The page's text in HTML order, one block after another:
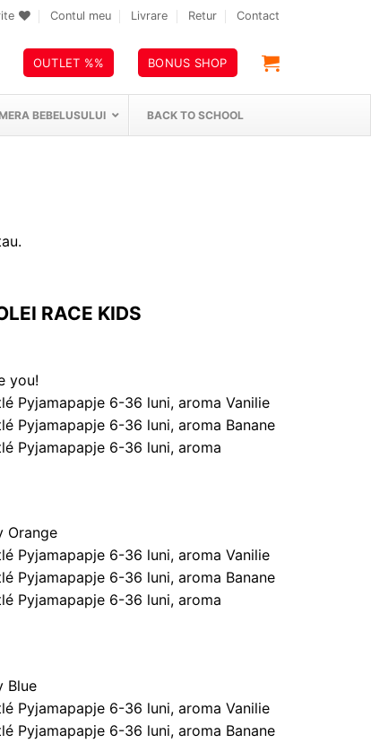
Contul meu Livrare Retur Contact
OUTLET %% BONUS SHOP
BEBELUSULUI BACK TO SCHOOL
RACE KIDS
you!
Pyjamapapje 6-36 luni, aroma Vanilie
Pyjamapapje 6-36 luni, aroma Banane
Pyjamapapje 6-36 luni, aroma
Orange
Pyjamapapje 6-36 luni, aroma Vanilie
Pyjamapapje 6-36 luni, aroma Banane
Pyjamapapje 6-36 luni, aroma
Blue
Pyjamapapje 6-36 luni, aroma Vanilie
Pyjamapapje 6-36 luni, aroma Banane